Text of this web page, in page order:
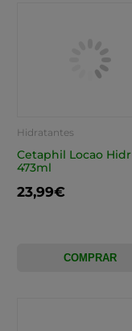
Hidratantes
Cetaphil Locao Hidr
473ml
23,99€
COMPRAR